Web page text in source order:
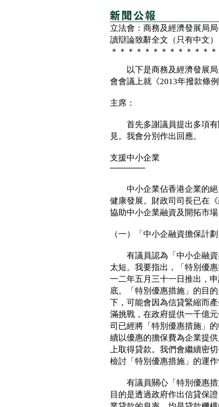
立法會：商務及經濟發展局
讀辯論致辭全文（只有中文）
＊＊＊＊＊＊＊＊＊＊＊＊
以下是商務及經濟發展局
會會議上就《2013年撥款條
主席：
首先多謝議員提出多項有
見。我會分別作出回應。
支援中小企業
──────
中小企業佔香港企業的絕
健康發展。財政司司長已在
協助中小企業融資及開拓市
（一）「中小企融資擔保計
有議員認為「中小企融資
太短。我要指出，「特別優
一二年五月三十一日推出，
底。「特別優惠措施」的目
下，可能會因為信貸緊縮而
滿挑戰，在政府提供一千億
司已經將「特別優惠措施」
續以優惠的擔保費為企業提
上取得貸款。我們會繼續密
檢討「特別優惠措施」的運
有議員關心「特別優惠措
目的是透過政府作出信貸保